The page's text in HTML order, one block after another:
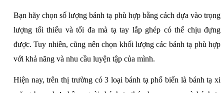
Bạn hãy chọn số lượng bánh tạ phù hợp bằng cách dựa vào trọng
lượng tối thiểu và tối đa mà tạ tay lắp ghép có thể chịu đựng
được. Tuy nhiên, cũng nên chọn khối lượng các bánh tạ phù hợp
với khả năng và nhu cầu luyện tập của mình.
Hiện nay, trên thị trường có 3 loại bánh tạ phổ biến là bánh tạ xi